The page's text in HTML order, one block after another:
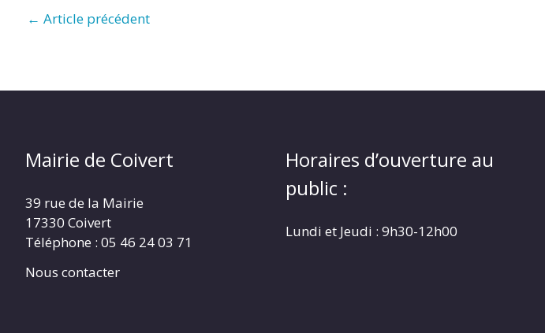
← Article précédent
Mairie de Coivert
39 rue de la Mairie
17330 Coivert
Téléphone : 05 46 24 03 71
Nous contacter
Horaires d’ouverture au
public :
Lundi et Jeudi : 9h30-12h00